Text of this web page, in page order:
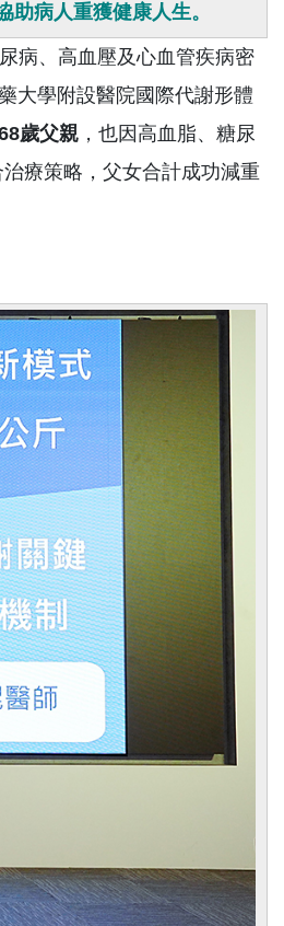
病人重獲健康人生。
病、高血壓及心血管疾病密
大學附設醫院國際代謝形體
歲父親 ，也因高血脂、糖尿
療策略，父女合計成功減重